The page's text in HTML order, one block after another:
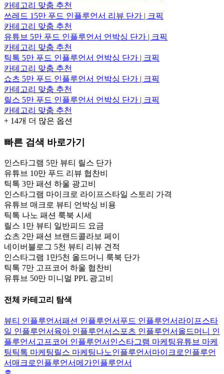
카테고리 맞춤 추천
쓰레드 15만 푸드 인플루언서 리뷰 단가 | 크픽
카테고리 맞춤 추천
유튜브 5만 푸드 인플루언서 언박싱 단가 | 크픽
카테고리 맞춤 추천
틱톡 5만 푸드 인플루언서 언박싱 단가 | 크픽
카테고리 맞춤 추천
쇼츠 5만 푸드 인플루언서 언박싱 단가 | 크픽
카테고리 맞춤 추천
릴스 5만 푸드 인플루언서 언박싱 단가 | 크픽
카테고리 맞춤 추천
+ 14개 더 많은 옵션
빠른 검색 바로가기
인스타그램 5만 뷰티 릴스 단가
유튜브 10만 푸드 리뷰 협찬비
틱톡 3만 패션 하울 광고비
인스타그램 마이크로 라이프스타일 스토리 가격
유튜브 매크로 뷰티 언박싱 비용
틱톡 나노 패션 룩북 시세
릴스 1만 뷰티 일반피드 요금
쇼츠 2만 패션 브랜드콜라보 페이
네이버블로그 5천 뷰티 리뷰 견적
인스타그램 1만5천 올드머니 룩북 단가
틱톡 7만 고프코어 하울 협찬비
유튜브 50만 미니멀 PPL 광고비
전체 카테고리 탐색
뷰티 인플루언서패션 인플루언서 푸드 인플루언서 라이프스타
일 인플루언서 육아 인플루언서 스포츠 인플루언서 올드머니 인
플루언서 고프코어 인플루언서 인스타그램 마케팅유튜브 마케
팅틱톡 마케팅 릴스 마케팅나노인플루언서 마이크로인플루언
서 매크로인플루언서 메가인플루언서